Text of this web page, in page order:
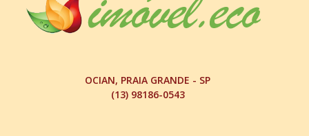
OCIAN, PRAIA GRANDE - SP
(13) 98186-0543